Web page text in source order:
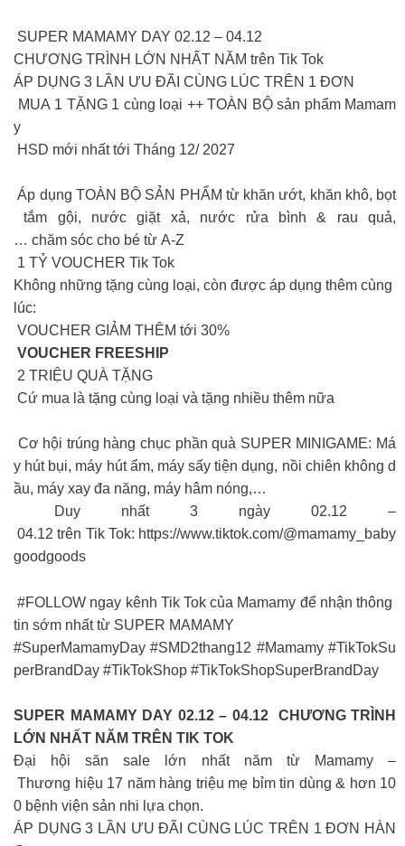
SUPER MAMAMY DAY 02.12 – 04.12
CHƯƠNG TRÌNH LỚN NHẤT NĂM trên Tik Tok
ÁP DỤNG 3 LẦN ƯU ĐÃI CÙNG LÚC TRÊN 1 ĐƠN
MUA 1 TẶNG 1 cùng loại ++ TOÀN BỘ sản phẩm Mamam
y
​ HSD mới nhất tới Tháng 12/ 2027
Áp dụng TOÀN BỘ SẢN PHẨM từ khăn ướt, khăn khô, bọt
tắm gội, nước giặt xả, nước rửa bình & rau quả,
… chăm sóc cho bé từ A-Z
1 TỶ VOUCHER Tik Tok
Không những tặng cùng loại, còn được áp dụng thêm cùng
lúc:
​ VOUCHER GIẢM THÊM tới 30%
VOUCHER FREESHIP
2 TRIỆU QUÀ TẶNG
​ Cứ mua là tặng cùng loại và tặng nhiều thêm nữa
Cơ hội trúng hàng chục phần quà SUPER MINIGAME: Má
y hút bụi, máy hút ẩm, máy sấy tiện dụng, nồi chiên không d
ầu, máy xay đa năng, máy hâm nóng,…
Duy nhất 3 ngày 02.12 –
04.12 trên Tik Tok: https://www.tiktok.com/@mamamy_baby
goodgoods
#FOLLOW ngay kênh Tik Tok của Mamamy để nhận thông
tin sớm nhất từ SUPER MAMAMY
#SuperMamamyDay #SMD2thang12 #Mamamy #TikTokSu
perBrandDay #TikTokShop #TikTokShopSuperBrandDay
SUPER MAMAMY DAY 02.12 – 04.12 CHƯƠNG TRÌNH
LỚN NHẤT NĂM TRÊN TIK TOK
Đại hội săn sale lớn nhất năm từ Mamamy –
Thương hiệu 17 năm hàng triệu mẹ bỉm tin dùng & hơn 10
0 bệnh viện sản nhi lựa chọn.
ÁP DỤNG 3 LẦN ƯU ĐÃI CÙNG LÚC TRÊN 1 ĐƠN HÀN